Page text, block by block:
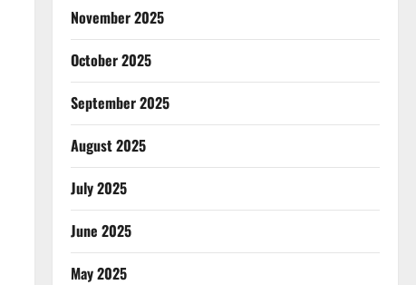
November 2025
October 2025
September 2025
August 2025
July 2025
June 2025
May 2025